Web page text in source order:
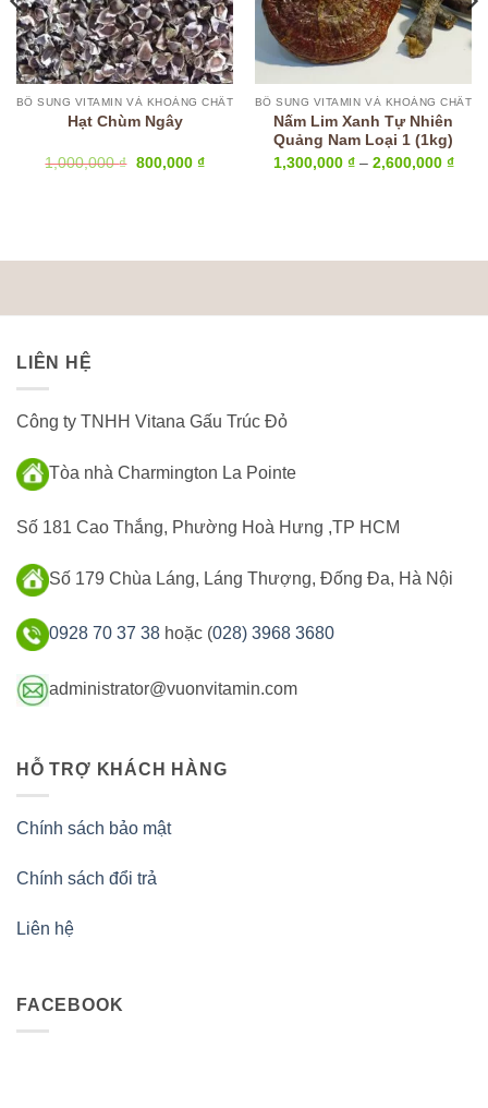
BỔ SUNG VITAMIN VÀ KHOÁNG CHẤT
Hạt Chùm Ngây
1,000,000₫ Giá
800,000 ₫Giá
BỔ SUNG VITAMIN VÀ KHOÁNG CHẤT
Nấm Lim Xanh Tự Nhiên
Quảng Nam Loại 1 (1kg)
1,300,000 ₫ – 2,600,000 ₫
LIÊN HỆ
Công ty TNHH Vitana Gấu Trúc Đỏ
Tòa nhà Charmington La Pointe
Số 181 Cao Thắng, Phường Hoà Hưng ,TP HCM
Số 179 Chùa Láng, Láng Thượng, Đống Đa, Hà Nội
0928 70 37 38 hoặc (028) 3968 3680
administrator@vuonvitamin.com
HỖ TRỢ KHÁCH HÀNG
Chính sách bảo mật
Chính sách đổi trả
Liên hệ
FACEBOOK